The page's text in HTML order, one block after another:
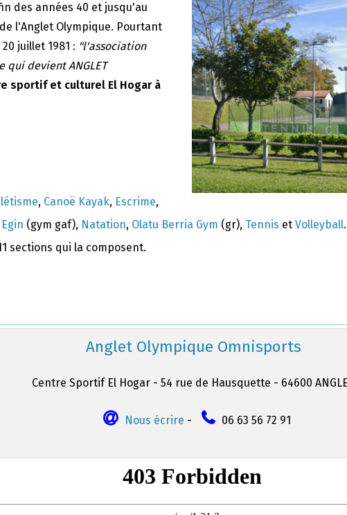
des années 40 et jusqu'au
l'Anglet Olympique. Pourtant
juillet 1981 : "l'association
devient ANGLET
sportif et culturel El Hogar à
, Canoë Kayak, Escrime,
(gym gaf), Natation, Olatu Berria Gym (gr), Tennis et Volleyball.
sections qui la composent.
Anglet Olympique Omnisports
Centre Sportif El Hogar - 54 rue de Hausquette - 64600
Nous écrire - 06 63 56 72 91